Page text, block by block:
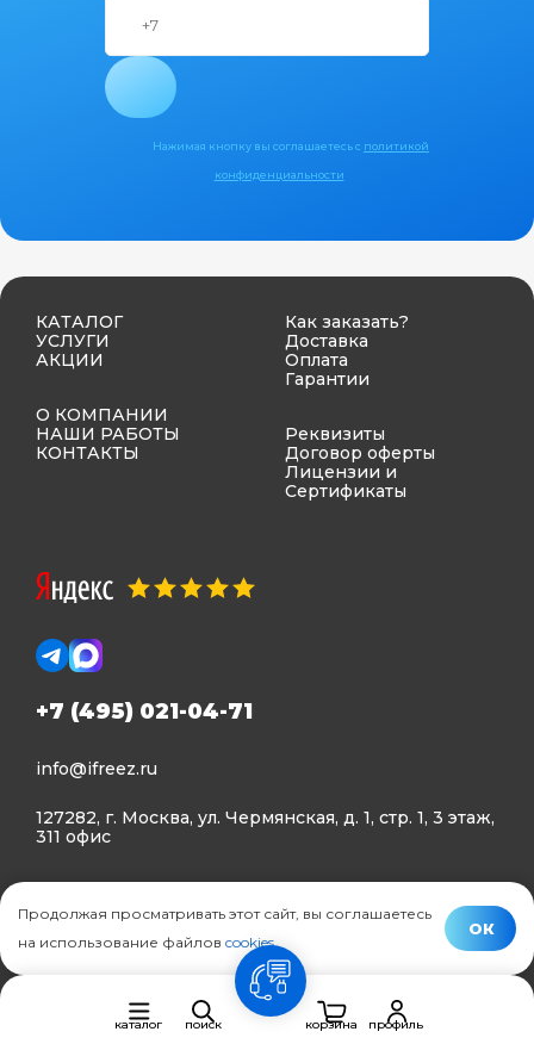
Нажимая кнопку вы соглашаетесь с политикой
конфиденциальности
КАТАЛОГ
УСЛУГИ
АКЦИИ
О КОМПАНИИ
НАШИ РАБОТЫ
КОНТАКТЫ
Как заказать?
Доставка
Оплата
Гарантии
Реквизиты
Договор оферты
Лицензии и
Сертификаты
+7 (495) 021-04-71
info@ifreez.ru
127282, г. Москва, ул. Чермянская, д. 1, стр. 1, 3 этаж,
311 офис
Политика конфиденциальности
© Ifreez - продажа и установка климатической техники,
каталог поиск
связь
корзина
профиль
Продолжая просматривать этот сайт, вы соглашаетесь
на использование файлов cookies.
ОК